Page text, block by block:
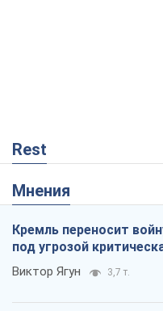
Rest
Мнения
Кремль переносит
под угрозой
Виктор Ягун 3,7 т.